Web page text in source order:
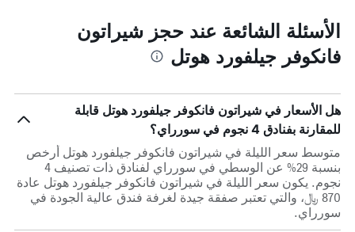
الأسئلة الشائعة عند حجز شيراتون
فانكوفر جيلفورد هوتل
هل الأسعار في شيراتون فانكوفر جيلفورد هوتل قابلة
للمقارنة بفنادق 4 نجوم في سورراي؟
متوسط سعر الليلة في شيراتون فانكوفر جيلفورد هوتل أرخص
بنسبة 29% عن الوسطي في سورراي لفنادق ذات تصنيف 4
نجوم. يكون سعر الليلة في شيراتون فانكوفر جيلفورد هوتل عادة
870 ﷼، والتي تعتبر صفقة جيدة لغرفة فندق عالية الجودة في
سورراي.